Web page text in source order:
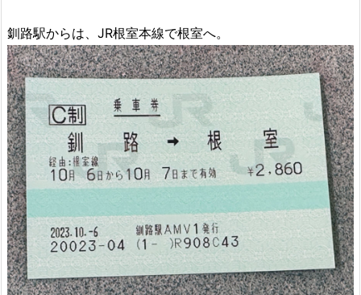
釧路駅からは、JR根室本線で根室へ。